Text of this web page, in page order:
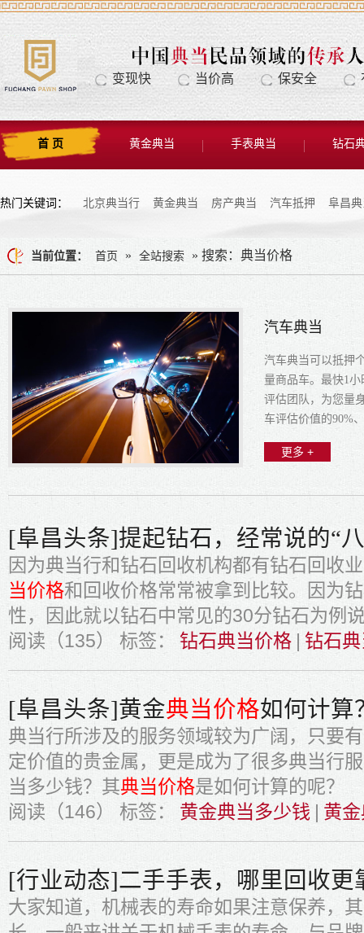
变现快 当价高 保安全
首 页 黄金典当 手表典当 钻石
热门关键词： 北京典当行 黄金典当 房产典当 汽车抵押 阜昌
当前位置： 首页 » 全站搜索 » 搜索：典当价格
汽车典当
汽车典当可以抵押
量商品车。最快1
评估团队，为您量
车评估价值的90%
更多 +
[阜昌头条]提起钻石，经常说的“
因为典当行和钻石回收机构都有钻石回收
当价格和回收价格常常被拿到比较。因为
性，因此就以钻石中常见的30分钻石为例
阅读（135） 标签： 钻石典当价格 | 钻石
[阜昌头条]黄金典当价格如何计算
典当行所涉及的服务领域较为广阔，只要
定价值的贵金属，更是成为了很多典当行
当多少钱？其典当价格是如何计算的呢？
阅读（146） 标签： 黄金典当多少钱 | 黄
[行业动态]二手手表，哪里回收更
大家知道，机械表的寿命如果注意保养，